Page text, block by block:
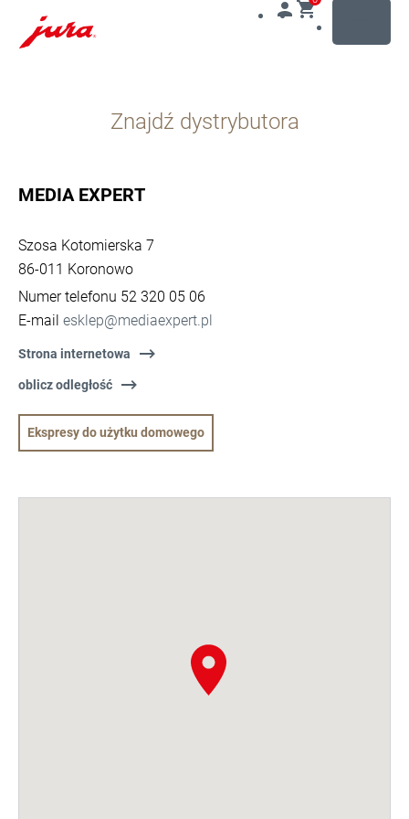
opcji
wyszukiwania
Znajdź dystrybutora
MEDIA EXPERT
Szosa Kotomierska 7
86-011 Koronowo
Numer telefonu 52 320 05 06
E-mail esklep@mediaexpert.pl
Strona internetowa
oblicz odległość
Ekspresy do użytku domowego